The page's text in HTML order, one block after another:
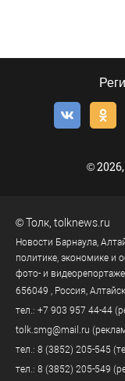
©
©Толк tolknews.ru
Новости Барнаула,
политике, экономике и
фото- и
656049
, Россия,
тел.: +7 903 957 44-44
tolk.smg@mail.ru
тел.: 8 (3852) 205-545
тел.: 8 (3852) 205-549